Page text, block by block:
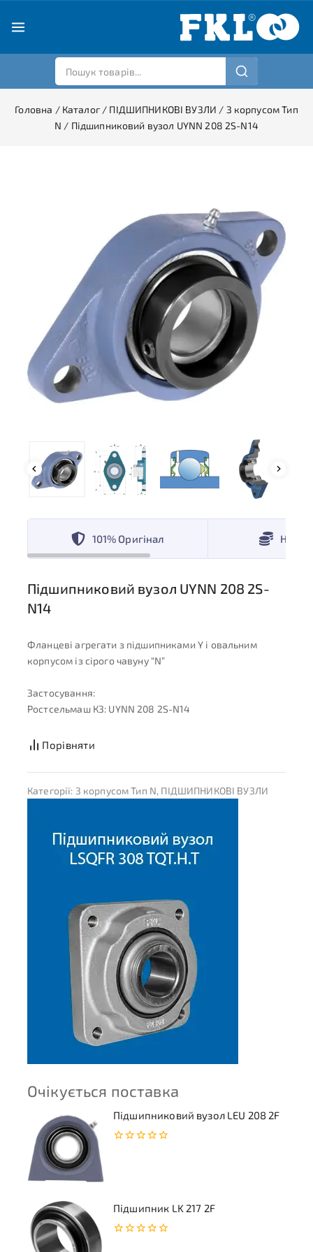
Головна / Каталог / ПІДШИПНИКОВІ ВУЗЛИ / З корпусом Тип
N / Підшипниковий вузол UYNN 208 2S-N14
Очікується поставка
Підшипниковий вузол LEU 208 2F
Підшипник LK 217 2F
101% Оригінал
Підшипниковий вузол UYNN 208 2S-
N14
Фланцеві агрегати з підшипниками Y і овальним
корпусом із сірого чавуну “N”
Застосування:
Ростсельмаш КЗ: UYNN 208 2S-N14
Порівняти
Категорії: З корпусом Тип N, ПІДШИПНИКОВІ ВУЗЛИ